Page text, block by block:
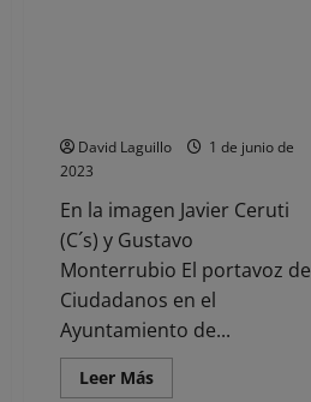
David Laguillo
1 de junio de
2023
En la imagen Javier Ceruti
(C´s) y Gustavo
Monterrubio El portavoz de
Ciudadanos en el
Ayuntamiento de...
Leer MásLeer
más